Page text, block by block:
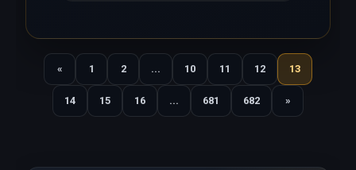
«Назад1 2 ... 10 11 12 13
14 15 16 ... 681 682 »Вперед